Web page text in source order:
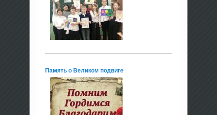
Память о Великом подвиге